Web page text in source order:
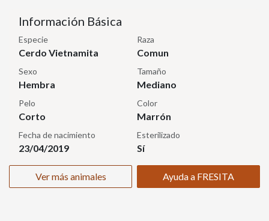
Información Básica
Especie
Cerdo Vietnamita
Raza
Comun
Sexo
Hembra
Tamaño
Mediano
Pelo
Corto
Color
Marrón
Fecha de nacimiento
23/04/2019
Esterilizado
Sí
Ver más animales Ayuda a FRESITA